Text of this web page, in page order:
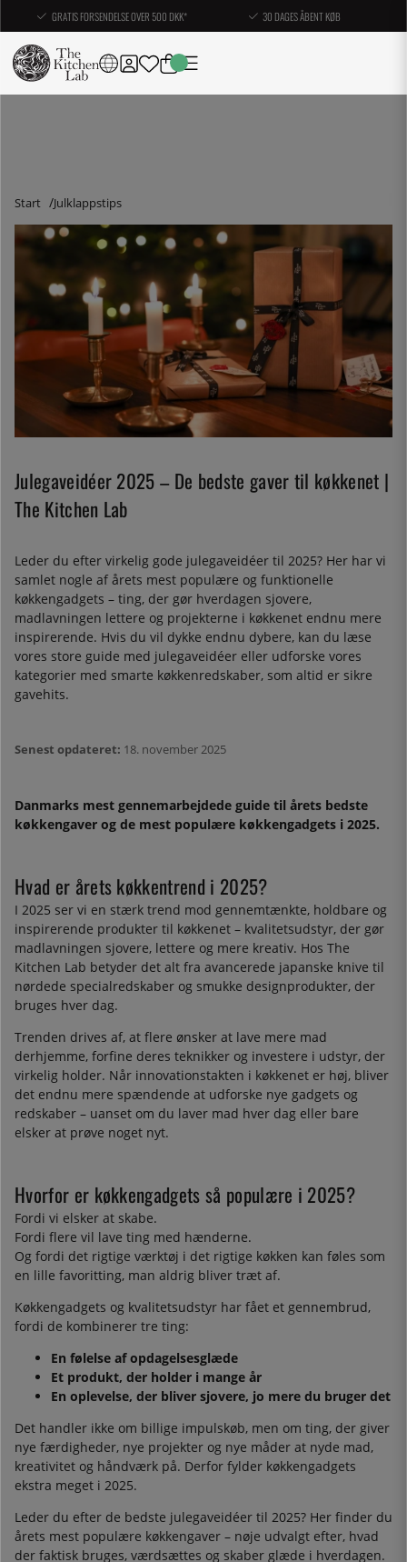
GRATIS FORSENDELSE OVER 500 DKK* 30 DAGES ÅBENT KØB
Start Julklappstips
Julegaveidéer 2025 – De bedste gaver til køkkenet |
The Kitchen Lab
Leder du efter virkelig gode julegaveidéer til 2025? Her har vi
samlet nogle af årets mest populære og funktionelle
køkkengadgets – ting, der gør hverdagen sjovere,
madlavningen lettere og projekterne i køkkenet endnu mere
inspirerende. Hvis du vil dykke endnu dybere, kan du læse
vores store guide med julegaveidéer eller udforske vores
kategorier med smarte køkkenredskaber, som altid er sikre
gavehits.
Senest opdateret: 18. november 2025
Danmarks mest gennemarbejdede guide til årets bedste
køkkengaver og de mest populære køkkengadgets i 2025.
Hvad er årets køkkentrend i 2025?
I 2025 ser vi en stærk trend mod gennemtænkte, holdbare og
inspirerende produkter til køkkenet – kvalitetsudstyr, der gør
madlavningen sjovere, lettere og mere kreativ. Hos The
Kitchen Lab betyder det alt fra avancerede japanske knive til
nørdede specialredskaber og smukke designprodukter, der
bruges hver dag.
Trenden drives af, at flere ønsker at lave mere mad
derhjemme, forfine deres teknikker og investere i udstyr, der
virkelig holder. Når innovationstakten i køkkenet er høj, bliver
det endnu mere spændende at udforske nye gadgets og
redskaber – uanset om du laver mad hver dag eller bare
elsker at prøve noget nyt.
Hvorfor er køkkengadgets så populære i 2025?
Fordi vi elsker at skabe.
Fordi flere vil lave ting med hænderne.
Og fordi det rigtige værktøj i det rigtige køkken kan føles som
en lille favoritting, man aldrig bliver træt af.
Køkkengadgets og kvalitetsudstyr har fået et gennembrud,
fordi de kombinerer tre ting:
En følelse af opdagelsesglæde
Et produkt, der holder i mange år
En oplevelse, der bliver sjovere, jo mere du bruger det
Det handler ikke om billige impulskøb, men om ting, der giver
nye færdigheder, nye projekter og nye måder at nyde mad,
kreativitet og håndværk på. Derfor fylder køkkengadgets
ekstra meget i 2025.
Leder du efter de bedste julegaveidéer til 2025? Her finder du
årets mest populære køkkengaver – nøje udvalgt efter, hvad
der faktisk bruges, værdsættes og skaber glæde i hverdagen.